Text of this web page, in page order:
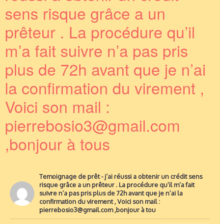
sens risque grâce a un
prêteur . La procédure qu’il
m’a fait suivre n’a pas pris
plus de 72h avant que je n’ai
la confirmation du virement ,
Voici son mail :
pierrebosio3@gmail.com
,bonjour à tous
Temoignage de prêt - j’ai réussi a obtenir un crédit sens
risque grâce a un prêteur . La procédure qu’il m’a fait
suivre n’a pas pris plus de 72h avant que je n’ai la
confirmation du virement , Voici son mail :
pierrebosio3@gmail.com ,bonjour à tou